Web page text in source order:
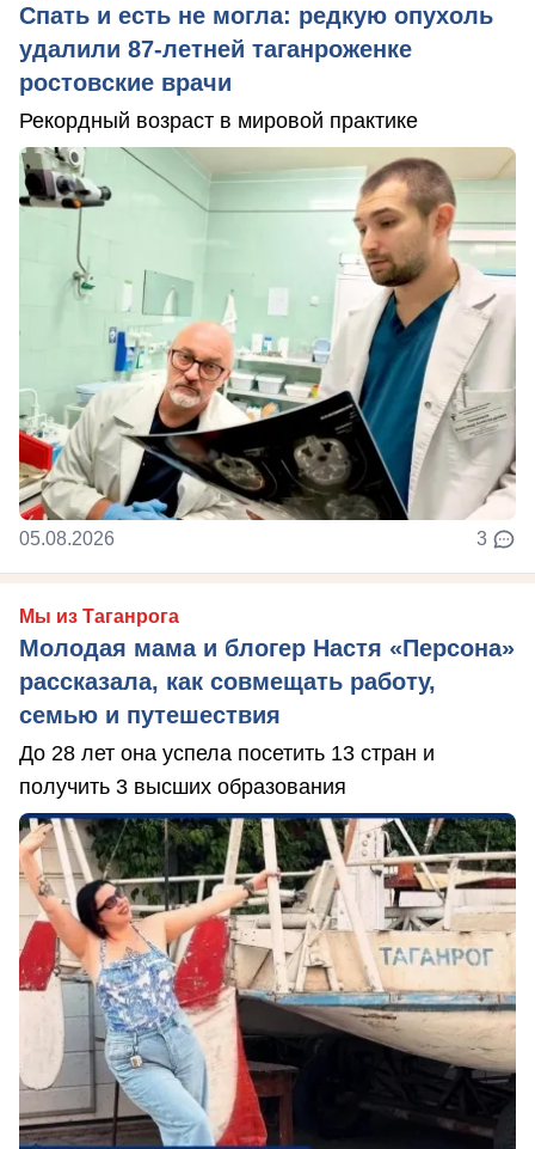
Спать и есть не могла: редкую опухоль
удалили 87-летней таганроженке
ростовские врачи
Рекордный возраст в мировой практике
05.08.2026 3
Мы из Таганрога
Молодая мама и блогер Настя «Персона»
рассказала, как совмещать работу,
семью и путешествия
До 28 лет она успела посетить 13 стран и
получить 3 высших образования